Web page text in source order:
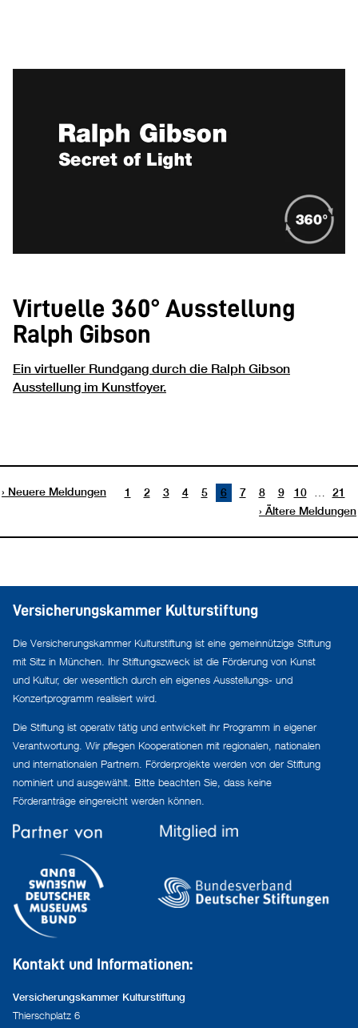
Virtuelle 360° Ausstellung
Ralph Gibson
Ein virtueller Rundgang durch die Ralph Gibson
Ausstellung im Kunstfoyer.
Neuere Meldungen 1 2 3 4 5 6 7 8 9 10
21
Ältere Meldungen
Versicherungskammer Kulturstiftung
Die Versicherungskammer Kulturstiftung ist eine gemeinnützige Stiftung
mit Sitz in München. Ihr Stiftungszweck ist die Förderung von Kunst
und Kultur, der wesentlich durch ein eigenes Ausstellungs- und
Konzertprogramm realisiert wird.
Die Stiftung ist operativ tätig und entwickelt ihr Programm in eigener
Verantwortung. Wir pflegen Kooperationen mit regionalen, nationalen
und internationalen Partnern. Förderprojekte werden von der Stiftung
nominiert und ausgewählt. Bitte beachten Sie, dass keine
Förderanträge eingereicht werden können.
Kontakt und Informationen:
Versicherungskammer Kulturstiftung
Thierschplatz 6